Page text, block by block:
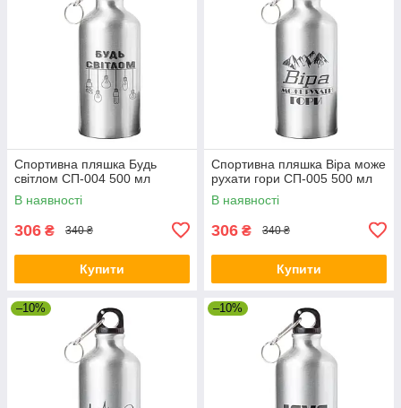
Спортивна пляшка Будь
світлом СП-004 500 мл
В наявності
306 ₴ 340 ₴
Купити
Спортивна пляшка Віра може
рухати гори СП-005 500 мл
В наявності
306 ₴ 340 ₴
Купити
–10% –10%